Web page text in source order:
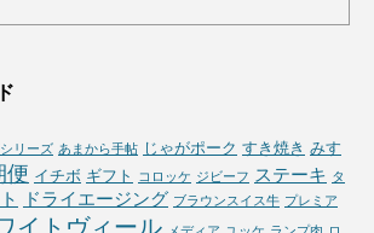
リーズ あまから手帖 じゃがポーク すき焼き みす
便 イチボ ギフト コロッケ ジビーフ ステーキ タ
ドライエージング ブラウンスイス牛 プレミア
イトヴィール